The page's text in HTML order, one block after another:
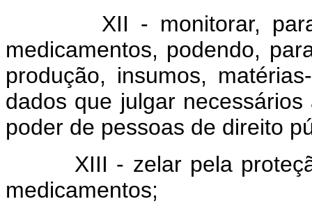
XII - monitorar, para
medicamentos, podendo,
produção, insumos,
dados que julgar
poder de pessoas de direito
XIII - zelar pela proteção
medicamentos;